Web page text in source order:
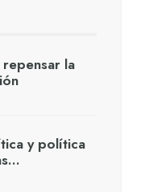
la
y política